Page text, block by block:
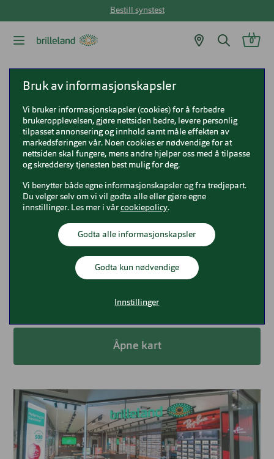
Bestill synstest
0
Tilbake
Brilleland Sandvika
Åpningstider
Mandag - fredag: 10:00 - 21:00
Lørdag: 10:00 - 19:00
Thon Senter Sandvika
Åpne kart
Bruk av informasjonskapsler
Vi bruker informasjonskapsler (cookies) for å forbedre
brukeropplevelsen, gjøre nettsiden bedre, levere personlig
tilpasset annonsering og innhold samt måle effekten av
markedsføringen vår. Noen cookies er nødvendige for at
nettsiden skal fungere, mens andre hjelper oss med å tilpasse
og skreddersy tjenesten best mulig for deg.
Vi benytter både egne informasjonskapsler og fra tredjepart.
Du velger selv om vi vil godta alle eller gjøre egne
innstillinger. Les mer i vår cookiepolicy.
Godta alle informasjonskapsler
Godta kun nødvendige
Innstillinger